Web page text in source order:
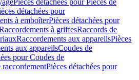
Pièces détachées pour Pièces de
détachées pour
à emboîterPièces détachées pour
à griffesRaccords de
Raccordements aux appareilsPièces
aux appareilsCoudes de
pour Coudes de
Pièces détachées pour